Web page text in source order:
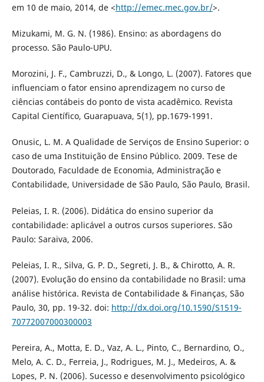
em 10 de maio, 2014, de <http://emec.mec.gov.br/>.
Mizukami, M. G. N. (1986). Ensino: as abordagens do
processo. São Paulo-UPU.
Morozini, J. F., Cambruzzi, D., & Longo, L. (2007). Fatores que
influenciam o fator ensino aprendizagem no curso de
ciências contábeis do ponto de vista acadêmico. Revista
Capital Científico, Guarapuava, 5(1), pp.1679-1991.
Onusic, L. M. A Qualidade de Serviços de Ensino Superior: o
caso de uma Instituição de Ensino Público. 2009. Tese de
Doutorado, Faculdade de Economia, Administração e
Contabilidade, Universidade de São Paulo, São Paulo, Brasil.
Peleias, I. R. (2006). Didática do ensino superior da
contabilidade: aplicável a outros cursos superiores. São
Paulo: Saraiva, 2006.
Peleias, I. R., Silva, G. P. D., Segreti, J. B., & Chirotto, A. R.
(2007). Evolução do ensino da contabilidade no Brasil: uma
análise histórica. Revista de Contabilidade & Finanças, São
Paulo, 30, pp. 19-32. doi: http://dx.doi.org/10.1590/S1519-
70772007000300003
Pereira, A., Motta, E. D., Vaz, A. L., Pinto, C., Bernardino, O.,
Melo, A. C. D., Ferreia, J., Rodrigues, M. J., Medeiros, A. &
Lopes, P. N. (2006). Sucesso e desenvolvimento psicológico